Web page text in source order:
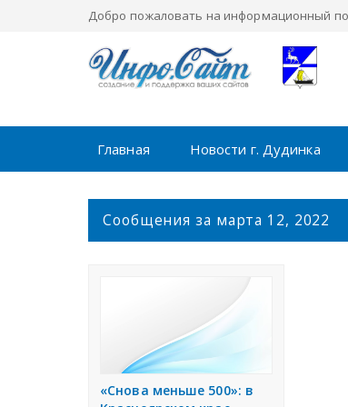
Добро пожаловать на информационный
Главная Новости г. Дудинка
Сообщения за марта 12, 2022
«Снова меньше 500»: в